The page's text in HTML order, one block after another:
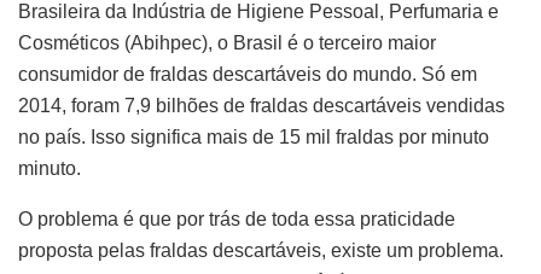
Brasileira da Indústria de Higiene Pessoal, Perfumaria e
Cosméticos (Abihpec), o Brasil é o terceiro maior
consumidor de fraldas descartáveis do mundo. Só em
2014, foram 7,9 bilhões de fraldas descartáveis vendidas
no país. Isso significa mais de 15 mil fraldas por minuto
minuto.
O problema é que por trás de toda essa praticidade
proposta pelas fraldas descartáveis, existe um problema.